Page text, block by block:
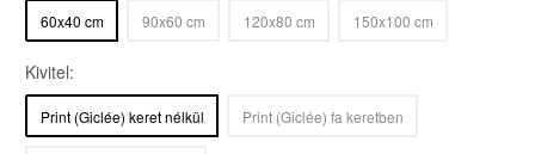
60x40 cm 90x60 cm 120x80 cm 150x100 cm
Kivitel:
Print (Giclée) keret nélkül Print (Giclée) fa keretben